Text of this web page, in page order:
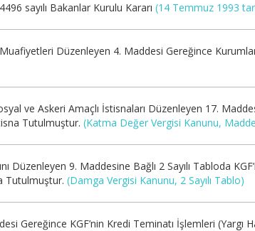
sayılı Bakanlar Kurulu Kararı (14 Temmuz 1993
Muafiyetleri Düzenleyen 4. Maddesi Gereğince
ve Askeri Amaçlı İstisnaları Düzenleyen 17.
Tutulmuştur. (Katma Değer Vergisi Kanunu,
Düzenleyen 9. Maddesine Bağlı 2 Sayılı Tabloda
Tutulmuştur. (Damga Vergisi Kanunu, 2 Sayılı Tablo)
Gereğince KGF’nin Kredi Teminatı İşlemleri (Yargı